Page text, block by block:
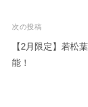
ゲ
ー
シ
次の投稿
【2月限定】若松
能！